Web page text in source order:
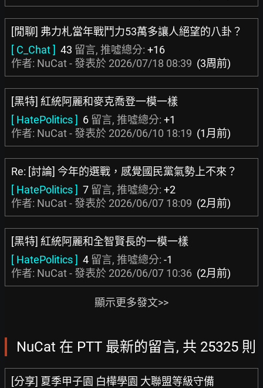
[閒聊] 弗力札當年戰鬥力53萬多讓人絕望的八卦？
[ C_Chat ] 43 留言, 推噓總分: +16
作者: NuCat - 發表於 2026/07/18 08:39 (3周前)
[黑特] 紅統阿麗和麥克喬登一模一樣
[ HatePolitics ] 6 留言, 推噓總分: +1
作者: NuCat - 發表於 2026/06/10 18:19 (1月前)
Re: [討論] 今年的選戰，感覺國民黨氣勢上不來？
[ HatePolitics ] 7 留言, 推噓總分: +2
作者: NuCat - 發表於 2026/06/07 18:09 (2月前)
[黑特] 紅統阿麗和全智賢長的一模一樣
[ HatePolitics ] 4 留言, 推噓總分: -1
作者: NuCat - 發表於 2026/06/07 10:36 (2月前)
顯示更多發文>>
NuCat 在 PTT 最新的留言, 共 25325 則
[分享] 夏季甲子園 白樺學園 大聯盟等級守備